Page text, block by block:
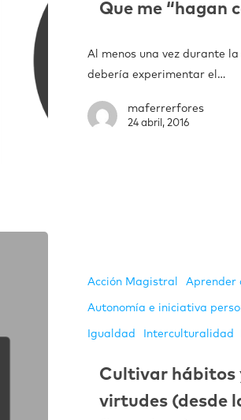
Que me “hagan
Al menos una vez durante
debería experimentar el…
maferrerfores
24 abril, 2016
Acción Magistral Aprender
Autonomía e iniciativa
Igualdad Interculturalidad
Cultivar hábitos
virtudes (desde